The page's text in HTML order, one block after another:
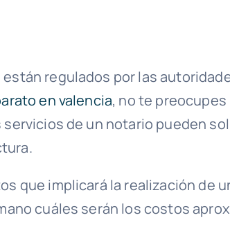
regulados por las
en valencia, no te
de un notario pueden
que implicará la realización de
cuáles serán los costos